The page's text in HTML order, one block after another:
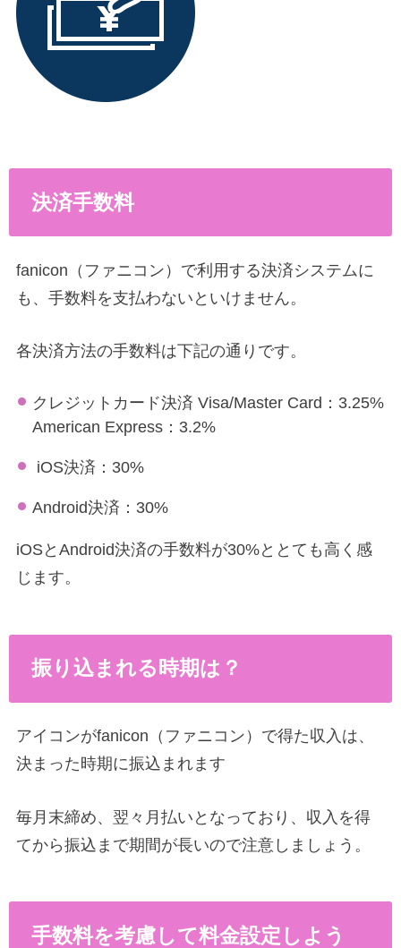
決済手数料
fanicon（ファニコン）で利用する決済システムに
も、手数料を支払わないといけません。
各決済方法の手数料は下記の通りです。
クレジットカード決済 Visa/Master Card：3.25%
American Express：3.2%
iOS決済：30%
Android決済：30%
iOSとAndroid決済の手数料が30%ととても高く感
じます。
振り込まれる時期は？
アイコンがfanicon（ファニコン）で得た収入は、
決まった時期に振込まれます
毎月末締め、翌々月払いとなっており、収入を得
てから振込まで期間が長いので注意しましょう。
手数料を考慮して料金設定しよう